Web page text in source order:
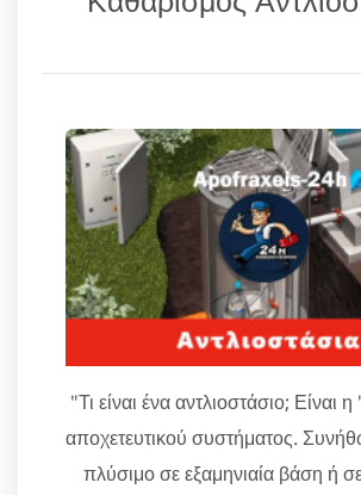
"Τι είναι ένα αντλιοστάσιο; Είναι
αποχετευτικού συστήματος.
πλύσιμο σε εξαμηνιαία βάση ή